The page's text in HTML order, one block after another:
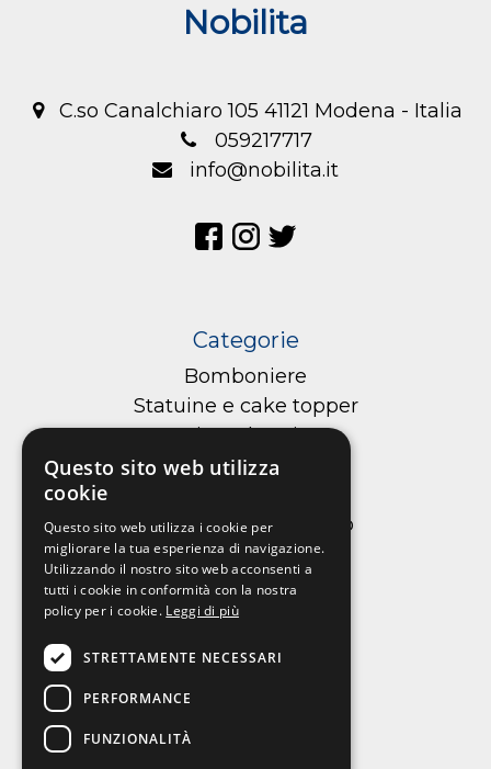
Nobilita
C.so Canalchiaro 105 41121 Modena - Italia
059217717
info@nobilita.it
Categorie
Bomboniere
Statuine e cake topper
Cioccolateria
Confetteria
Tortellini di cioccolato
Cialde per torte
Informazioni
Privacy policy
Questo sito web utilizza
cookie
Questo sito web utilizza i cookie per
migliorare la tua esperienza di navigazione.
Utilizzando il nostro sito web acconsenti a
tutti i cookie in conformità con la nostra
policy per i cookie. Leggi di più
STRETTAMENTE NECESSARI
PERFORMANCE
FUNZIONALITÀ